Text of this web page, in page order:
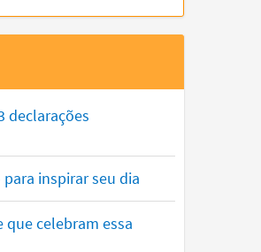
declarações
inspirar seu dia
que celebram essa